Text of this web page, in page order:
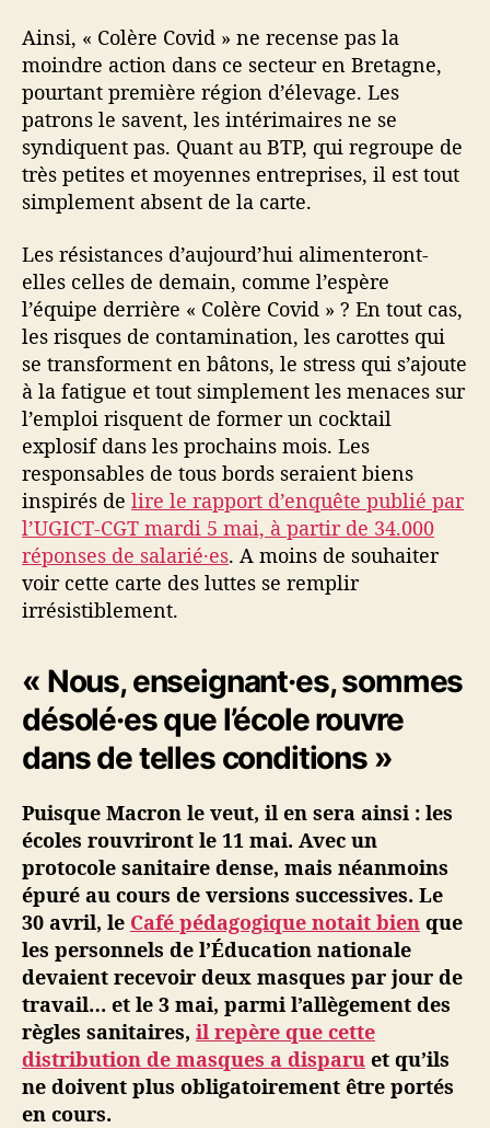
Ainsi, « Colère Covid » ne recense pas la
moindre action dans ce secteur en Bretagne,
pourtant première région d’élevage. Les
patrons le savent, les intérimaires ne se
syndiquent pas. Quant au BTP, qui regroupe de
très petites et moyennes entreprises, il est tout
simplement absent de la carte.
Les résistances d’aujourd’hui alimenteront-
elles celles de demain, comme l’espère
l’équipe derrière « Colère Covid » ? En tout cas,
les risques de contamination, les carottes qui
se transforment en bâtons, le stress qui s’ajoute
à la fatigue et tout simplement les menaces sur
l’emploi risquent de former un cocktail
explosif dans les prochains mois. Les
responsables de tous bords seraient biens
inspirés de lire le rapport d’enquête publié par
l’UGICT-CGT mardi 5 mai, à partir de 34.000
réponses de salarié·es. A moins de souhaiter
voir cette carte des luttes se remplir
irrésistiblement.
« Nous, enseignant·es, sommes
désolé·es que l’école rouvre
dans de telles conditions »
Puisque Macron le veut, il en sera ainsi : les
écoles rouvriront le 11 mai. Avec un
protocole sanitaire dense, mais néanmoins
épuré au cours de versions successives. Le
30 avril, le Café pédagogique notait bien que
les personnels de l’Éducation nationale
devaient recevoir deux masques par jour de
travail… et le 3 mai, parmi l’allègement des
règles sanitaires, il repère que cette
distribution de masques a disparu et qu’ils
ne doivent plus obligatoirement être portés
en cours.